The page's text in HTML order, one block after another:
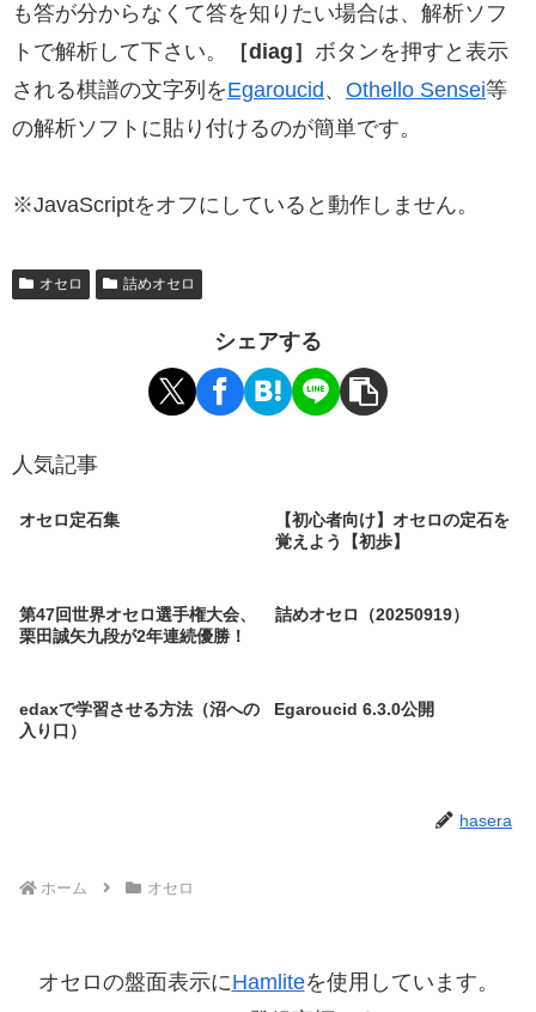
も答が分からなくて答を知りたい場合は、解析ソフ
トで解析して下さい。
［diag］ ボタンを押すと表示
される棋譜の文字列をEgaroucid 、 Othello Sensei等
の解析ソフトに貼り付けるのが簡単です。
※JavaScriptをオフにしていると動作しません。
オセロ 詰めオセロ
シェアする
人気記事
オセロ定石集
【初心者向け】オセロの定石を
覚えよう【初歩】
第47回世界オセロ選手権大会、
栗田誠矢九段が2年連続優勝！
詰めオセロ（20250919）
edaxで学習させる方法（沼への
入り口）
Egaroucid 6.3.0公開
hasera
ホーム オセロ
オセロの盤面表示にHamliteを使用しています。